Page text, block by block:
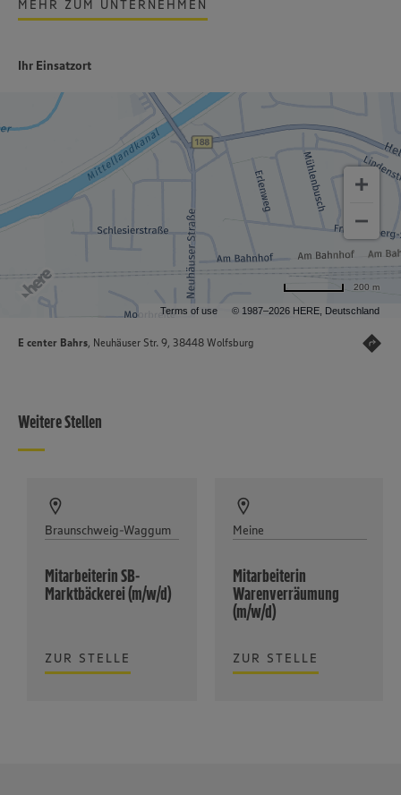
MEHR ZUM UNTERNEHMEN
Ihr Einsatzort
Terms of use © 1987–2026 HERE, Deutschland
200 m
E center Bahrs, Neuhäuser Str. 9, 38448 Wolfsburg
Weitere Stellen
Braunschweig-Waggum
Mitarbeiterin SB-
Marktbäckerei (m/w/d)
ZUR STELLE
Meine
Mitarbeiterin
Warenverräumung
(m/w/d)
ZUR STELLE